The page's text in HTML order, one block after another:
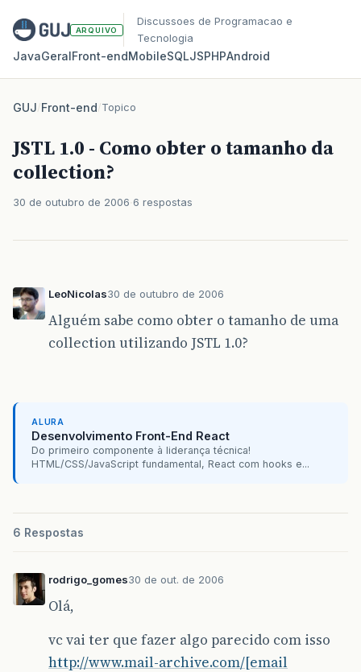
ARQUIVO
Discussoes de Programacao e
Tecnologia
JavaGeralFront‑endMobileSQLJSPHPAndroid
GUJ/Front-end/Topico
JSTL 1.0 - Como obter o tamanho da
collection?
30 de outubro de 2006 6 respostas
LeoNicolas30 de outubro de 2006
Alguém sabe como obter o tamanho de uma
collection utilizando JSTL 1.0?
ALURA
Desenvolvimento Front-End React
Do primeiro componente à liderança técnica!
HTML/CSS/JavaScript fundamental, React com hooks e...
6 Respostas
rodrigo_gomes30 de out. de 2006
Olá,
vc vai ter que fazer algo parecido com isso
http://www.mail-archive.com/[email